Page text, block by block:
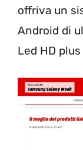
offriva un
Android di
Led HD